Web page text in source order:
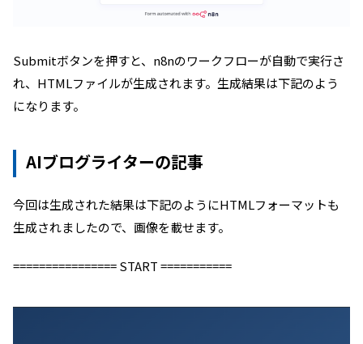
Submitボタンを押すと、n8nのワークフローが自動で実行さ
れ、HTMLファイルが生成されます。生成結果は下記のよう
になります。
AIブログライターの記事
今回は生成された結果は下記のようにHTMLフォーマットも
生成されましたので、画像を載せます。
================ START ===========